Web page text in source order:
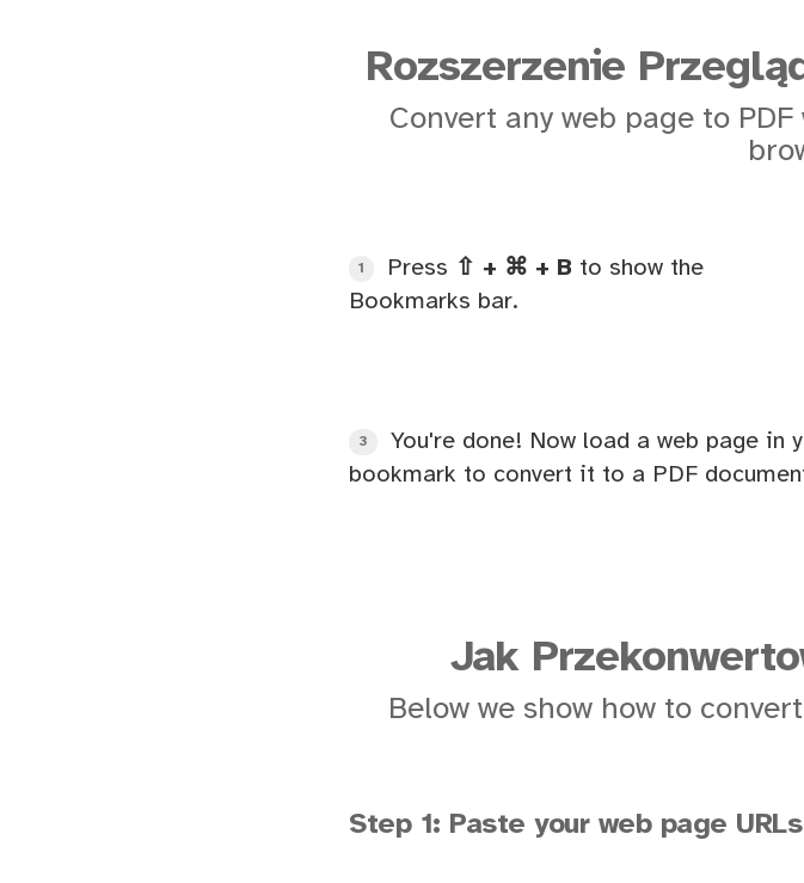
Rozszerzenie
Convert any web page to
1 Press ⇧ + ⌘ + B to show the
Bookmarks bar.
3
You're done! Now load a web page in
bookmark to convert it to a PDF
Jak
Below we show how to
Step 1: Paste your web page URLs